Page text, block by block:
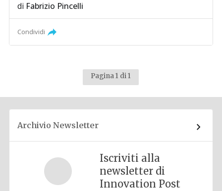
di Fabrizio Pincelli
Condividi
Pagina 1 di 1
Archivio Newsletter
Iscriviti alla
newsletter di
Innovation Post